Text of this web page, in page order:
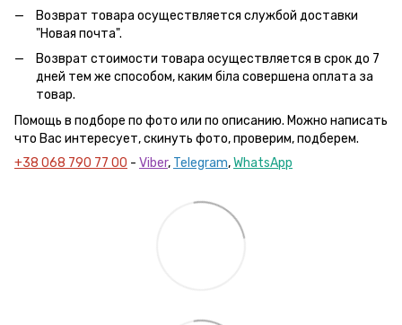
Возврат товара осуществляется службой доставки
"Новая почта".
Возврат стоимости товара осуществляется в срок до 7
дней тем же способом, каким біла совершена оплата за
товар.
Помощь в подборе по фото или по описанию. Можно написать
что Вас интересует, скинуть фото, проверим, подберем.
+38 068 790 77 00 - Viber, Telegram,WhatsApp